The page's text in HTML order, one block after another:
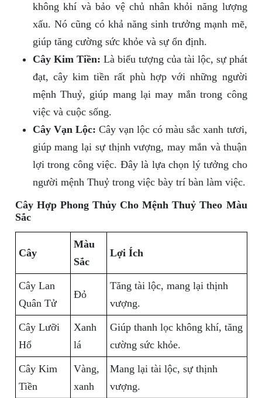
không khí và bảo vệ chủ nhân khỏi năng lượng
xấu. Nó cũng có khả năng sinh trưởng mạnh mẽ,
giúp tăng cường sức khỏe và sự ổn định.
Cây Kim Tiền: Là biểu tượng của tài lộc, sự phát
đạt, cây kim tiền rất phù hợp với những người
mệnh Thuỷ, giúp mang lại may mắn trong công
việc và cuộc sống.
Cây Vạn Lộc: Cây vạn lộc có màu sắc xanh tươi,
giúp mang lại sự thịnh vượng, may mắn và thuận
lợi trong công việc. Đây là lựa chọn lý tưởng cho
người mệnh Thuỷ trong việc bày trí bàn làm việc.
Cây Hợp Phong Thủy Cho Mệnh Thuỷ Theo Màu
Sắc
Cây
Màu
Sắc
Lợi Ích
Cây Lan
Quân Tử
Đỏ
Tăng tài lộc, mang lại thịnh
vượng.
Cây Lưỡi
Hổ
Xanh
lá
Giúp thanh lọc không khí, tăng
cường sức khỏe.
Cây Kim
Tiền
Vàng,
xanh
Mang lại tài lộc, sự thịnh
vượng.